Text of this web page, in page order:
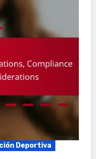
Deportiva